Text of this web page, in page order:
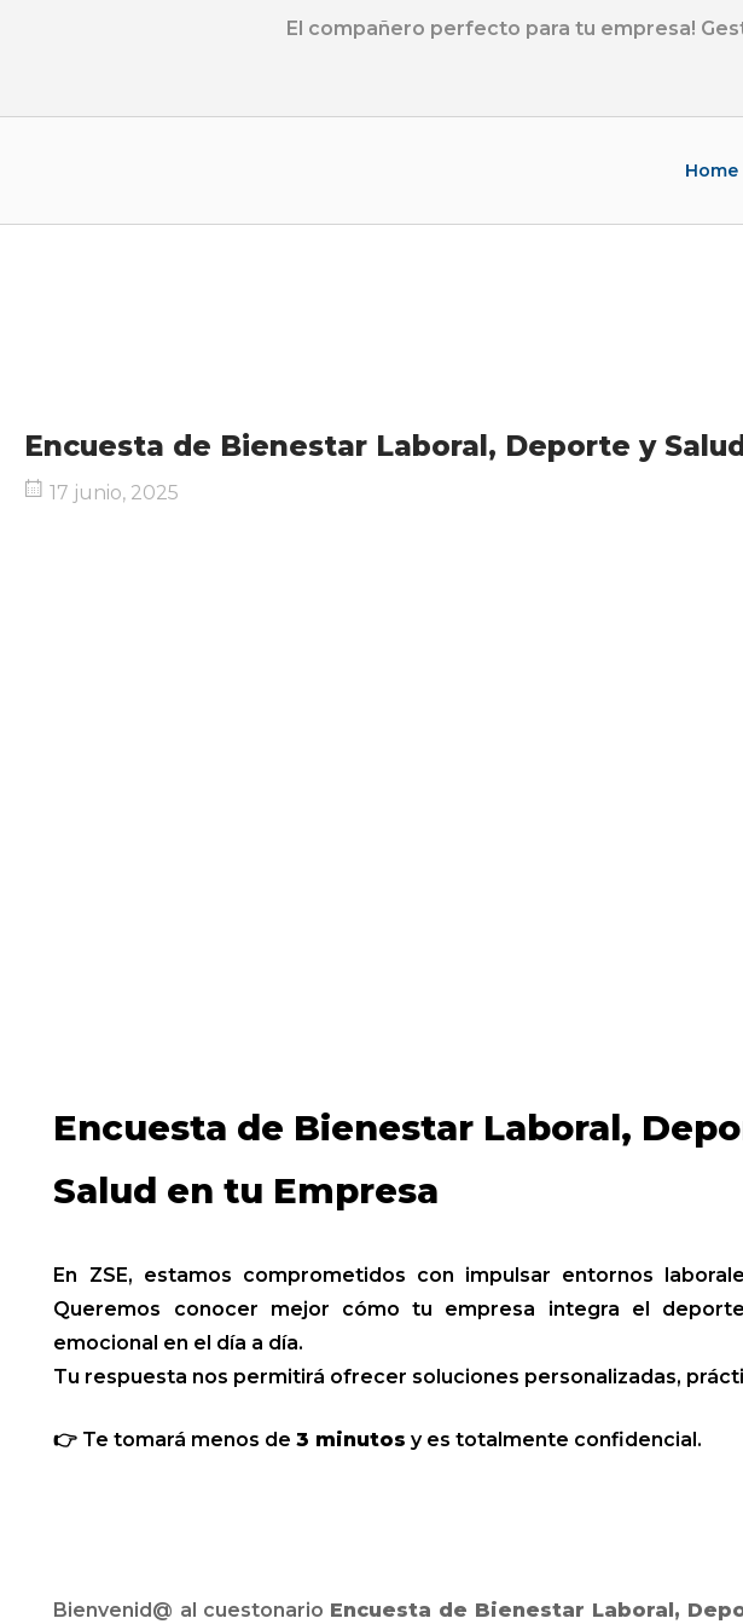
El compañero perfecto para tu empresa!
Home
Encuesta de Bienestar Laboral, Deporte y
17 junio, 2025
Encuesta de Bienestar Laboral,
Salud en tu Empresa
En ZSE, estamos comprometidos con impulsar entornos
Queremos conocer mejor cómo tu empresa integra el
emocional en el día a día.
Tu respuesta nos permitirá ofrecer soluciones personalizadas,
👉 Te tomará menos de3 minutos y es totalmente confidencial.
Bienvenid@ al cuestonario Encuesta de Bienestar Laboral,